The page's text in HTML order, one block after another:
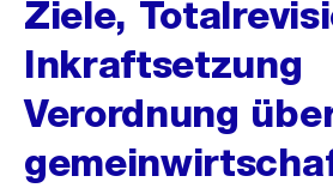
Ziele,
Inkraftsetzung
Verordnung